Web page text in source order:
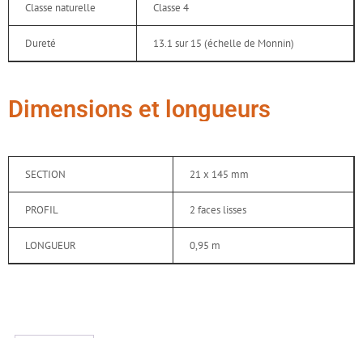
Classe naturelle Classe 4
Dureté 13.1 sur 15 (échelle de Monnin)
Dimensions et longueurs
SECTION 21 x 145 mm
PROFIL 2 faces lisses
LONGUEUR 0,95 m